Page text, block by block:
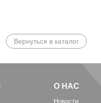
Вернуться в каталог
О НАС
Новости